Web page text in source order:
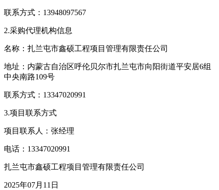
联系方式：13948097567
2.采购代理机构信息
名称：扎兰屯市鑫硕工程项目管理有限责任公司
地址：内蒙古自治区呼伦贝尔市扎兰屯市向阳街道平安居6组
中央南路109号
联系方式：13347020991
3.项目联系方式
项目联系人：张经理
电话：13347020991
扎兰屯市鑫硕工程项目管理有限责任公司
2025年07月11日